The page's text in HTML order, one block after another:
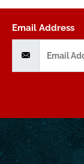
Email Address